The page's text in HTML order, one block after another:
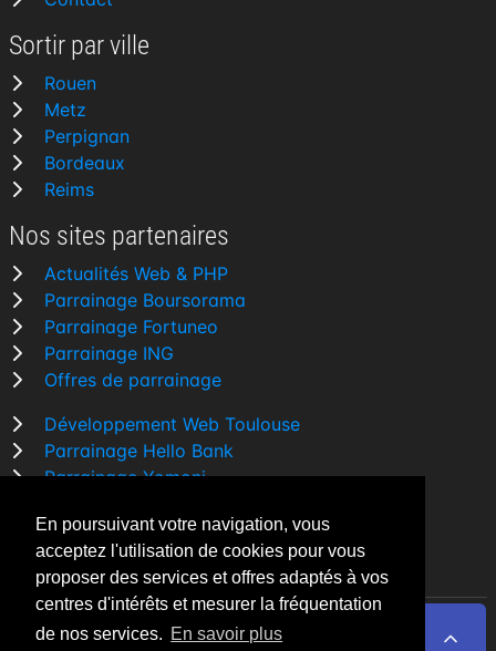
En poursuivant votre navigation, vous
acceptez l'utilisation de cookies pour vous
proposer des services et offres adaptés à vos
centres d'intérêts et mesurer la fréquentation
de nos services. En savoir plus
Sortir par ville
Rouen
Metz
Perpignan
Bordeaux
Reims
Nos sites partenaires
Actualités Web & PHP
Parrainage Boursorama
Parrainage Fortuneo
Parrainage ING
Offres de parrainage
Développement Web Toulouse
Parrainage Hello Bank
Parrainage Yomoni
Comparatif banque
By Night v5.7.3| © 2026 - Tous droits réservés